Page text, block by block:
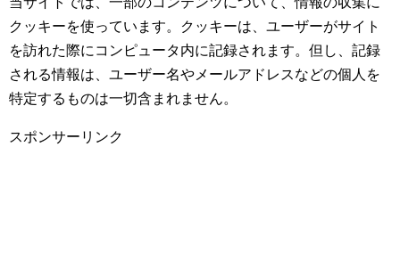
クッキーを使っています。クッキーは、ユーザーがサイト
を訪れた際にコンピュータ内に記録されます。但し、記録
される情報は、ユーザー名やメールアドレスなどの個人を
特定するものは一切含まれません。
スポンサーリンク